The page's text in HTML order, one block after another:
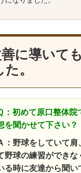
に導いて
。
：初めて原口整体
を聞かせて下さい？
：野球をしていて
野球の練習ができ
る時に友達から聞い